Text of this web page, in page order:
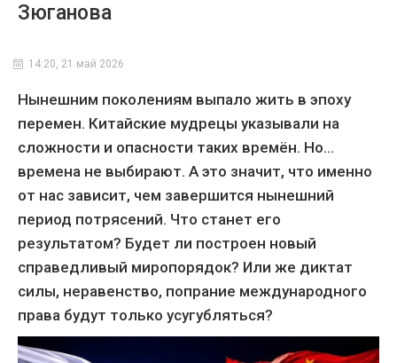
Зюганова
14:20, 21 май 2026
Нынешним поколениям выпало жить в эпоху
перемен. Китайские мудрецы указывали на
сложности и опасности таких времён. Но…
времена не выбирают. А это значит, что именно
от нас зависит, чем завершится нынешний
период потрясений. Что станет его
результатом? Будет ли построен новый
справедливый миропорядок? Или же диктат
силы, неравенство, попрание международного
права будут только усугубляться?